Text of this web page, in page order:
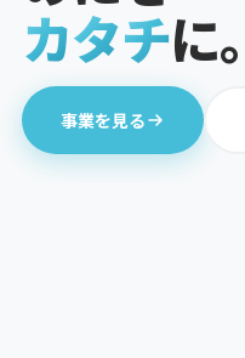
カタチに。
事業を見る